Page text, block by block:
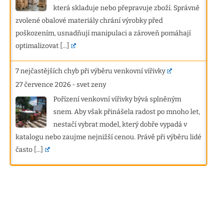
která skladuje nebo přepravuje zboží. Správně
zvolené obalové materiály chrání výrobky před
poškozením, usnadňují manipulaci a zároveň pomáhají
optimalizovat [...]
7 nejčastějších chyb při výběru venkovní vířivky
27 července 2026 -svet zeny
Pořízení venkovní vířivky bývá splněným
snem. Aby však přinášela radost po mnoho let,
nestačí vybrat model, který dobře vypadá v
katalogu nebo zaujme nejnižší cenou. Právě při výběru lidé
často [...]